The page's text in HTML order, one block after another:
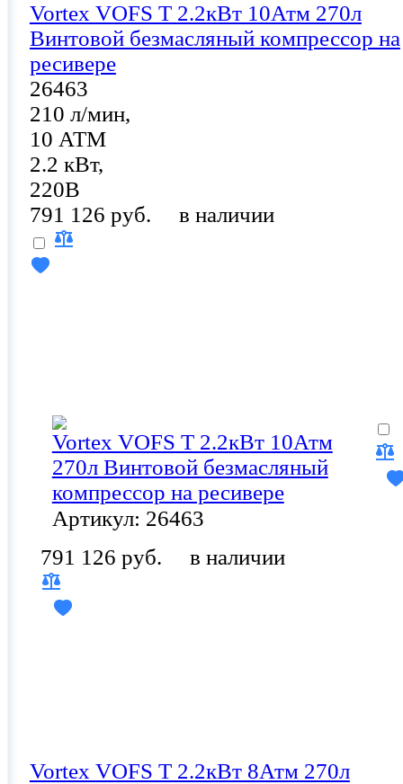
Vortex VOFS T 2.2кВт 10Атм 270л
Винтовой безмасляный компрессор на
ресивере
26463
210 л/мин,
10 АТМ
2.2 кВт,
220В
791 126 руб.
в наличии
Vortex VOFS T 2.2кВт 10Атм
270л Винтовой безмасляный
компрессор на ресивере
Артикул: 26463
791 126 руб.
в наличии
Vortex VOFS T 2.2кВт 8Атм 270л